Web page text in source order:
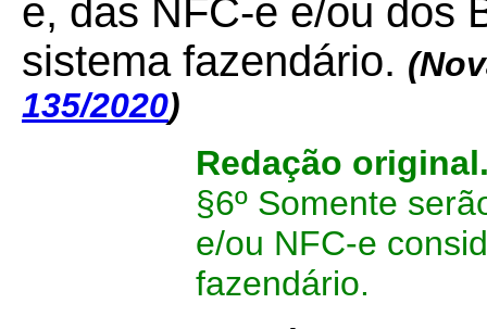
e, das NFC-e e/ou dos
sistema fazendário.
135/2020)
Redação
§6º Somente
e/ou NFC-e
fazendário.